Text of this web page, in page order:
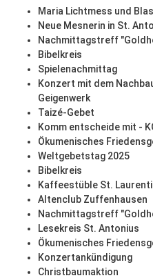
Maria Lichtmess und
Neue Mesnerin in St.
Nachmittagstreff
Bibelkreis
Spielenachmittag
Konzert mit dem
Geigenwerk
Taizé-Gebet
Komm entscheide mit -
Ökumenisches
Weltgebetstag 2025
Bibelkreis
Kaffeestüble St.
Altenclub Zuffenhausen
Nachmittagstreff
Lesekreis St. Antonius
Ökumenisches
Konzertankündigung
Christbaumaktion